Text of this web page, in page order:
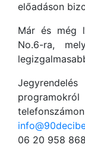
előadáson
Már és még
No.6-ra,
06 20 958